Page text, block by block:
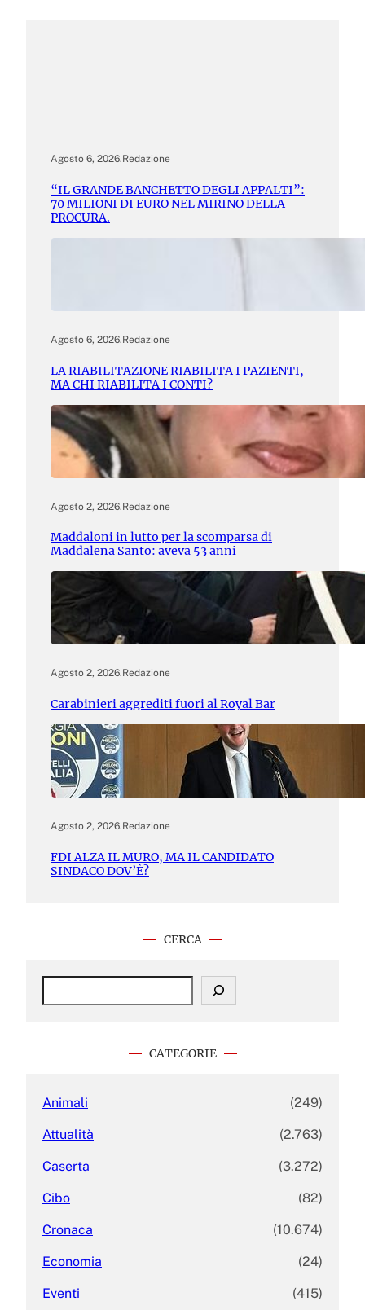
Agosto 6, 2026.Redazione
“IL GRANDE BANCHETTO DEGLI APPALTI”:
70 MILIONI DI EURO NEL MIRINO DELLA
PROCURA.
Agosto 6, 2026.Redazione
LA RIABILITAZIONE RIABILITA I PAZIENTI,
MA CHI RIABILITA I CONTI?
Agosto 2, 2026.Redazione
Maddaloni in lutto per la scomparsa di
Maddalena Santo: aveva 53 anni
Agosto 2, 2026.Redazione
Carabinieri aggrediti fuori al Royal Bar
Agosto 2, 2026.Redazione
FDI ALZA IL MURO, MA IL CANDIDATO
SINDACO DOV’È?
CERCA
S
CATEGORIE
Animali (249)
Attualità (2.763)
Caserta (3.272)
Cibo (82)
Cronaca (10.674)
Economia (24)
Eventi (415)